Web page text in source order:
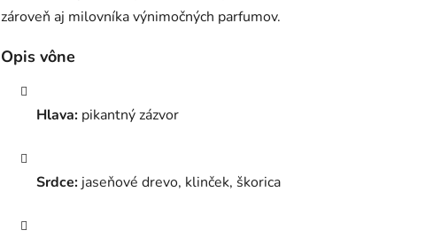
hviezdičiek.
zároveň aj milovníka výnimočných parfumov.
Opis vône
Hlava: pikantný zázvor
Srdce: jaseňové drevo, klinček, škorica